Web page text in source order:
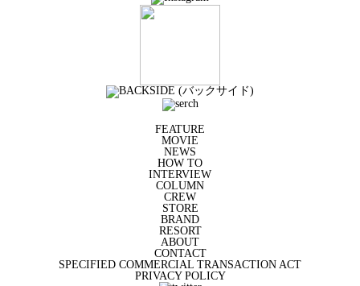
FEATURE
MOVIE
NEWS
HOW TO
INTERVIEW
COLUMN
CREW
STORE
BRAND
RESORT
ABOUT
CONTACT
SPECIFIED COMMERCIAL TRANSACTION ACT
PRIVACY POLICY